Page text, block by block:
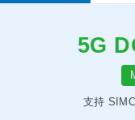
5G
支持